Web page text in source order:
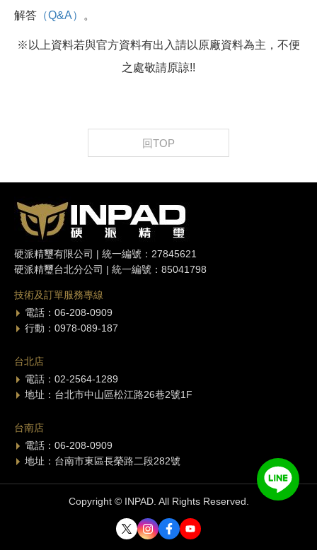
解答 （Q&A） 。
※以上資料若與官方資料有出入請以原廠資料為主，不便
之處敬請原諒!!
回TOP
硬派精璽有限公司 | 統一編號：27845621
硬派精璽台北分公司 | 統一編號：85041798
技術及訂單服務專線
電話：06-208-0909
行動：0978-089-187
台北店
電話：02-2564-1289
地址：台北市中山區松江路26巷2號1F
台南店
電話：06-208-0909
地址：台南市東區長榮路二段282號
Copyright © INPAD. All Rights Reserved.